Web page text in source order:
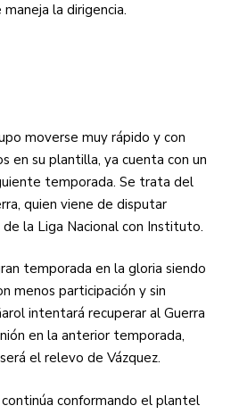
la dirigencia.
moverse muy rápido y con
en su plantilla, ya cuenta con un
temporada. Se trata del
quien viene de disputar
la Liga Nacional con Instituto.
temporada en la gloria siendo
menos participación y sin
intentará recuperar al Guerra
en la anterior temporada,
el relevo de Vázquez.
continúa conformando el plantel